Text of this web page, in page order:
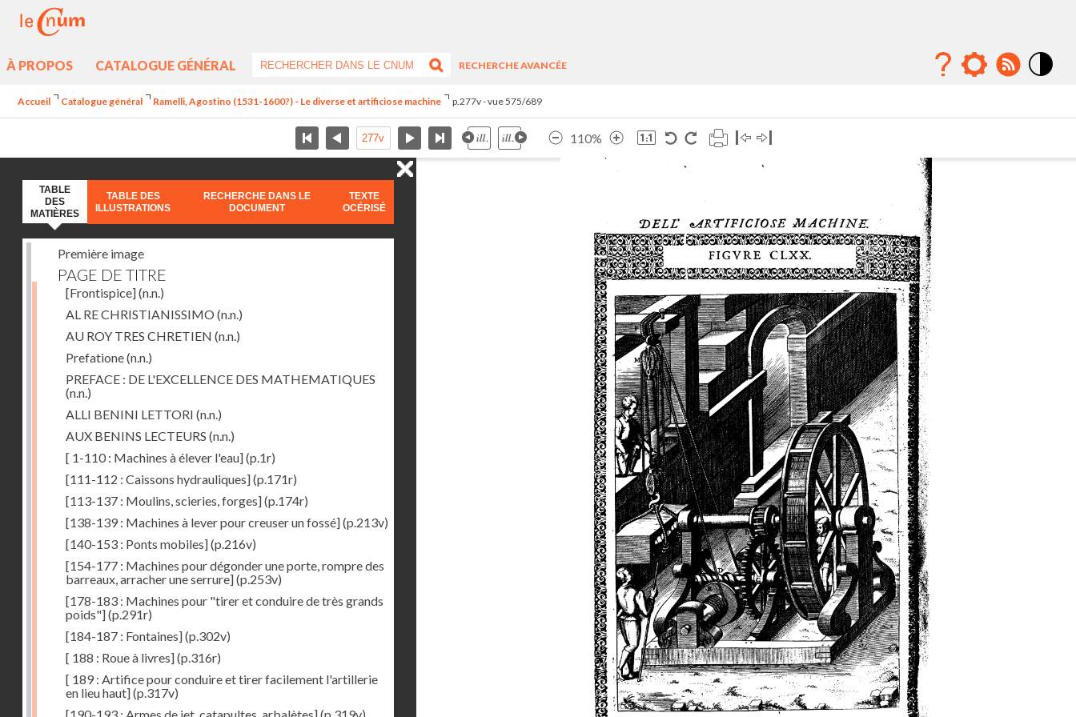
À PROPOS CATALOGUE GÉNÉRAL
RECHERCHE AVANCÉE
Accueil Catalogue général Ramelli, Agostino (1531-1600?) - Le diverse et artificiose machine p.277v - vue 575/689
110%
TABLE
DES
MATIÈRES
TABLE DES
ILLUSTRATIONS
RECHERCHE DANS LE
DOCUMENT
TEXTE
OCÉRISÉ
Première image
PAGE DE TITRE
[Frontispice](n.n.)
AL RE CHRISTIANISSIMO (n.n.)
AU ROY TRES CHRETIEN (n.n.)
Prefatione(n.n.)
PREFACE : DE L'EXCELLENCE DES MATHEMATIQUES
(n.n.)
ALLI BENINI LETTORI (n.n.)
AUX BENINS LECTEURS (n.n.)
[ 1-110 : Machines à élever l'eau](p.1r)
[111-112 : Caissons hydrauliques](p.171r)
[113-137 : Moulins, scieries, forges](p.174r)
[138-139 : Machines à lever pour creuser un fossé](p.213v)
[140-153 : Ponts mobiles](p.216v)
[154-177 : Machines pour dégonder une porte, rompre des
barreaux, arracher une serrure](p.253v)
[178-183 : Machines pour "tirer et conduire de très grands
poids"](p.291r)
[184-187 : Fontaines](p.302v)
[ 188 : Roue à livres](p.316r)
[ 189 : Artifice pour conduire et tirer facilement l'artillerie
en lieu haut](p.317v)